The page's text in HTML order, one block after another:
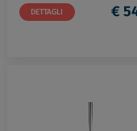
DETTAGLI €